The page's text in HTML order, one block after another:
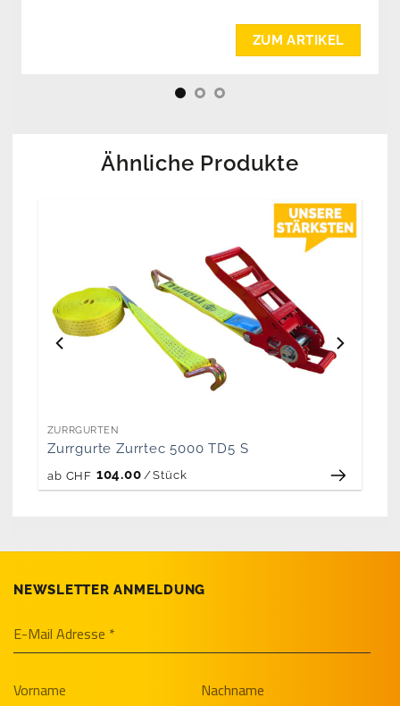
ZUM ARTIKEL
Ähnliche Produkte
ZURRGURTEN
Zurrgurte Zurrtec 5000 TD5 S
ab CHF 104.00 /Stück
NEWSLETTER ANMELDUNG